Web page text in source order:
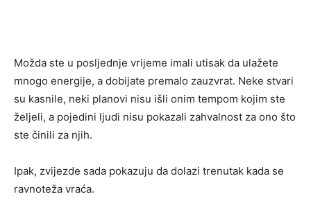
Možda ste u posljednje vrijeme imali utisak da ulažete
mnogo energije, a dobijate premalo zauzvrat. Neke stvari
su kasnile, neki planovi nisu išli onim tempom kojim ste
željeli, a pojedini ljudi nisu pokazali zahvalnost za ono što
ste činili za njih.
Ipak, zvijezde sada pokazuju da dolazi trenutak kada se
ravnoteža vraća.